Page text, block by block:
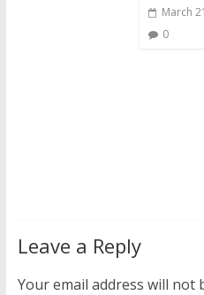
March
0
Leave a Reply
Your email address will not